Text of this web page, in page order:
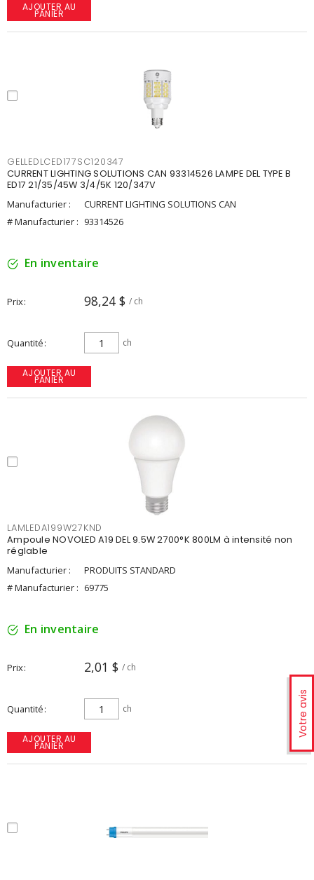
Votre avis
AJOUTER AU
PANIER
GELLEDLCED177SC120347
CURRENT LIGHTING SOLUTIONS CAN 93314526 LAMPE DEL TYPE B
ED17 21/35/45W 3/4/5K 120/347V
Manufacturier :
CURRENT LIGHTING SOLUTIONS CAN
# Manufacturier : 93314526
En inventaire
Prix 98,24 $ / ch
Quantité ch
AJOUTER AU
PANIER
LAMLEDA199W27KND
Ampoule NOVOLED A19 DEL 9.5W 2700°K 800LM à intensité non
réglable
Manufacturier :
PRODUITS STANDARD
# Manufacturier : 69775
En inventaire
Prix 2,01 $ / ch
Quantité ch
AJOUTER AU
PANIER